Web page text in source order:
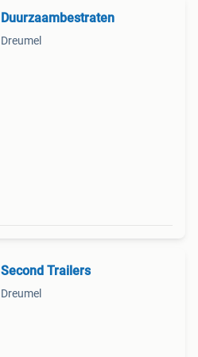
Duurzaambestraten
Dreumel
Second Trailers
Dreumel